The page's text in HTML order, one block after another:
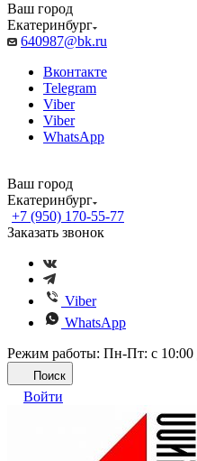
Ваш город
Екатеринбург
640987@bk.ru
Вконтакте
Telegram
Viber
Viber
WhatsApp
Ваш город
Екатеринбург
+7 (950) 170-55-77
Заказать звонок
Viber
WhatsApp
Режим работы: Пн-Пт: с
Поиск
Войти